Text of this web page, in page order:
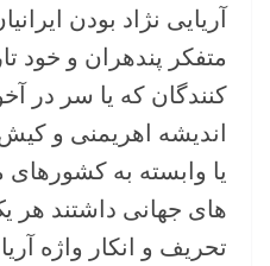
آریایی نژاد بودن
متفکر پندهران و خود
کنندگان که یا سر در
اندیشه اهریمنی و
یا وابسته به
های جهانی داشتند هر
تحریف و انکار واژه